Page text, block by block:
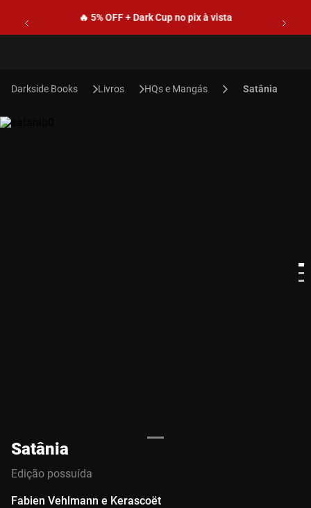
🔥 5% OFF + Dark Cup no pix à vista
Livros HQs e Mangás Satânia
Satânia
Edição possuída
Fabien Vehlmann e Kerascoët